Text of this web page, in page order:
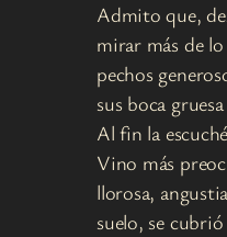
Admito que,
mirar más de
pechos
sus boca
Al fin la
Vino más
llorosa,
suelo, se